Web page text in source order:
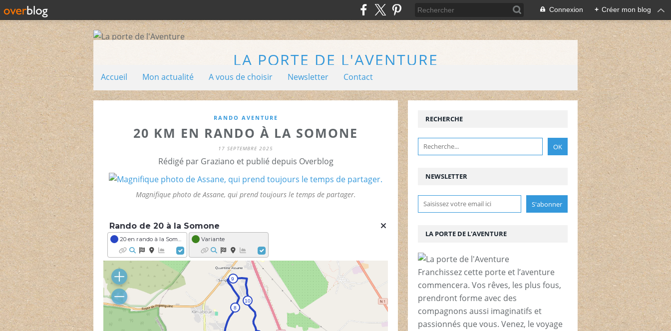
Connexion + Créer mon blog
LA PORTE DE L'AVENTURE
Accueil Mon actualité A vous de choisir Newsletter Contact
RANDO AVENTURE
20 KM EN RANDO À LA SOMONE
17 SEPTEMBRE 2025
Rédigé par Graziano et publié depuis Overblog
Magnifique photo de Assane, qui prend toujours le temps de partager.
NEWSLETTER
RECHERCHE
LA PORTE DE L'AVENTURE
Franchissez cette porte et l’aventure
commencera. Vos rêves, les plus fous,
prendront forme avec des
compagnons aussi imaginatifs et
passionnés que vous. Venez, le voyage